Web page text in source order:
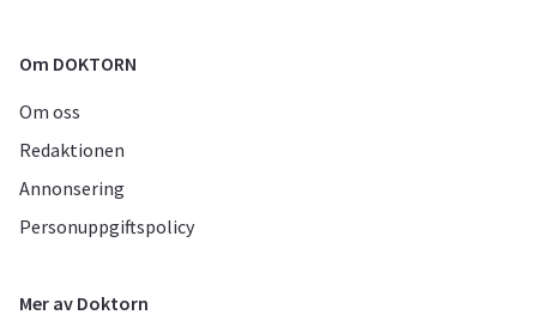
Om DOKTORN
Om oss
Redaktionen
Annonsering
Personuppgiftspolicy
Mer av Doktorn